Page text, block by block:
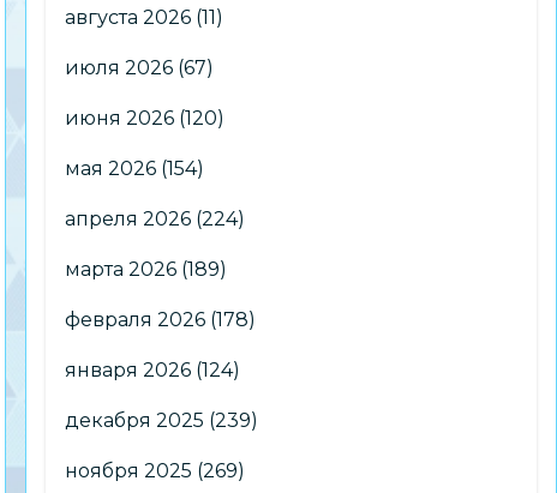
августа 2026 (11)
июля 2026 (67)
июня 2026 (120)
мая 2026 (154)
апреля 2026 (224)
марта 2026 (189)
февраля 2026 (178)
января 2026 (124)
декабря 2025 (239)
ноября 2025 (269)